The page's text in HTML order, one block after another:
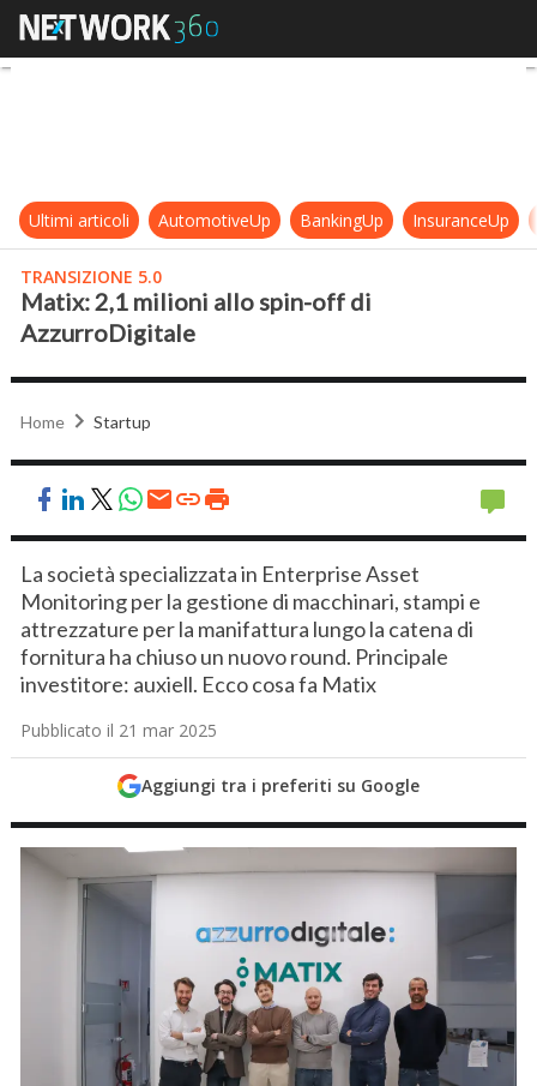
Matix: 2,1 milioni allo spin-off di
Ultimi articoli AutomotiveUp BankingUp InsuranceUp
TRANSIZIONE 5.0
Matix: 2,1 milioni allo spin-off di
AzzurroDigitale
Home Startup
La società specializzata in Enterprise Asset
Monitoring per la gestione di macchinari, stampi e
attrezzature per la manifattura lungo la catena di
fornitura ha chiuso un nuovo round. Principale
investitore: auxiell. Ecco cosa fa Matix
Pubblicato il 21 mar 2025
Aggiungi tra i preferiti su Google